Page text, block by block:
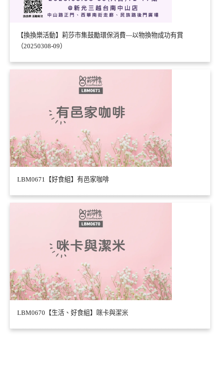
【換換樂活動】莉莎市集鼓勵環保消費—以物換物成功有賞
（20250308-09）
LBM0671【好食組】有邑家咖啡
LBM0670【生活、好食組】咪卡與潔米